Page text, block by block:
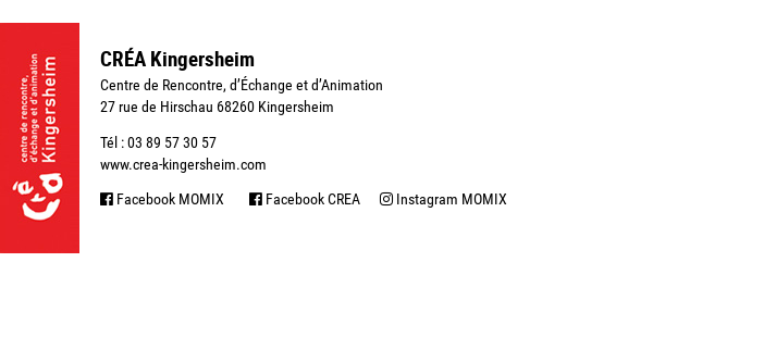
CRÉA Kingersheim
Centre de Rencontre, d’Échange et d’Animation
27 rue de Hirschau 68260 Kingersheim
Tél : 03 89 57 30 57
www.crea-kingersheim.com
Facebook MOMIX Facebook CREA Instagram MOMIX